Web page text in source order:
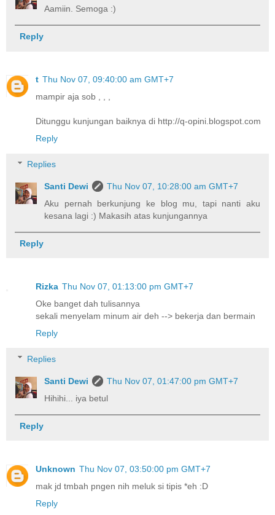
Aamiin. Semoga :)
Reply
t Thu Nov 07, 09:40:00 am GMT+7
mampir aja sob , , ,
Ditunggu kunjungan baiknya di http://q-opini.blogspot.com
Reply
Replies
Santi Dewi
Thu Nov 07, 10:28:00 am GMT+7
Aku pernah berkunjung ke blog mu, tapi nanti aku
kesana lagi :) Makasih atas kunjungannya
Reply
Rizka Thu Nov 07, 01:13:00 pm GMT+7
Oke banget dah tulisannya
sekali menyelam minum air deh --> bekerja dan bermain
Reply
Replies
Santi Dewi
Thu Nov 07, 01:47:00 pm GMT+7
Hihihi... iya betul
Reply
Unknown Thu Nov 07, 03:50:00 pm GMT+7
mak jd tmbah pngen nih meluk si tipis *eh :D
Reply